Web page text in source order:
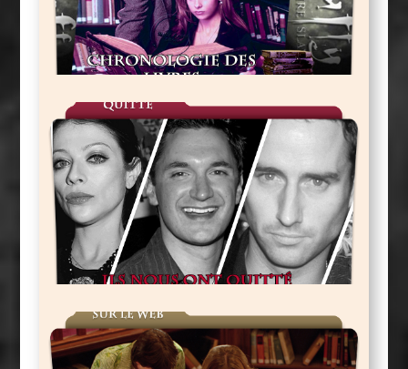
La Chronologie Des Romans
Ils Nous Ont Quittés